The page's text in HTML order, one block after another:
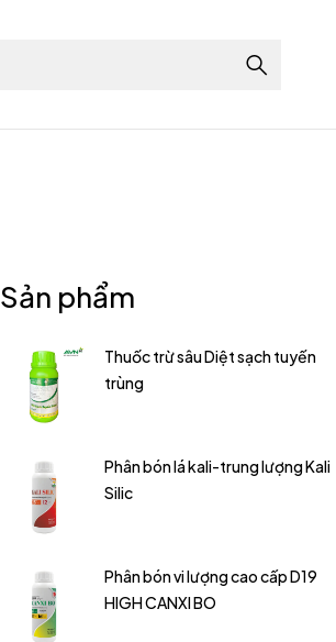
Sản phẩm
Thuốc trừ sâu Diệt sạch tuyến
trùng
Phân bón lá kali-trung lượng Kali
Silic
Phân bón vi lượng cao cấp D19
HIGH CANXI BO